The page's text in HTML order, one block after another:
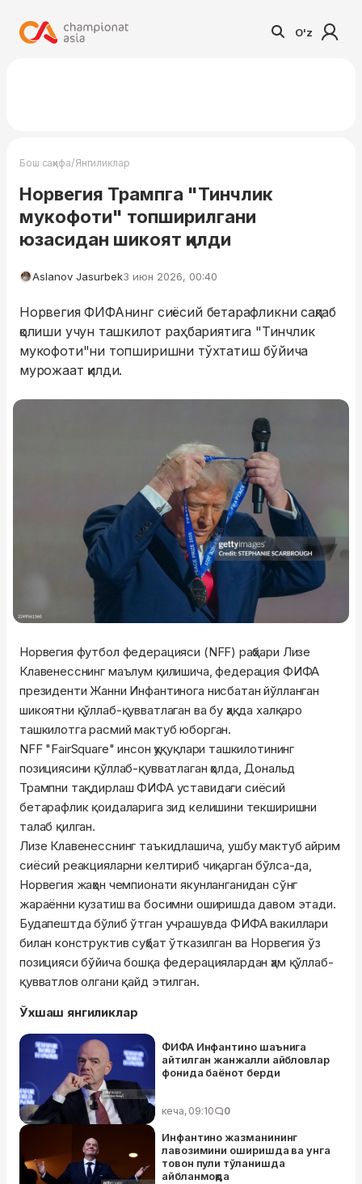
O'z
Бош саҳифа/Янгиликлар
Норвегия Трампга "Тинчлик
мукофоти" топширилгани
юзасидан шикоят қилди
Aslanov Jasurbek3 июн 2026, 00:40
Норвегия ФИФАнинг сиёсий бетарафликни сақлаб
қолиши учун ташкилот раҳбариятига "Тинчлик
мукофоти"ни топширишни тўхтатиш бўйича
мурожаат қилди.
Норвегия футбол федерацияси (NFF) раҳбари Лизе
Клавенесснинг маълум қилишича, федерация ФИФА
президенти Жанни Инфантинога нисбатан йўлланган
шикоятни қўллаб-қувватлаган ва бу ҳақда халқаро
ташкилотга расмий мактуб юборган.
NFF "FairSquare" инсон ҳуқуқлари ташкилотининг
позициясини қўллаб-қувватлаган ҳолда, Дональд
Трампни тақдирлаш ФИФА уставидаги сиёсий
бетарафлик қоидаларига зид келишини текширишни
талаб қилган.
Лизе Клавенесснинг таъкидлашича, ушбу мактуб айрим
сиёсий реакцияларни келтириб чиқарган бўлса-да,
Норвегия жаҳон чемпионати якунланганидан сўнг
жараённи кузатиш ва босимни оширишда давом этади.
Будапештда бўлиб ўтган учрашувда ФИФА вакиллари
билан конструктив суҳбат ўтказилган ва Норвегия ўз
позицияси бўйича бошқа федерациялардан ҳам қўллаб-
қувватлов олгани қайд этилган.
Ўхшаш янгиликлар
ФИФА Инфантино шаънига
айтилган жанжалли айбловлар
фонида баёнот берди
кеча, 09:10 0
Инфантино жазманининг
лавозимини оширишда ва унга
товон пули тўланишда
айбланмоқда